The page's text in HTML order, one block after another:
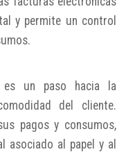
y permite un control
un paso hacia la
del cliente.
pagos y consumos,
asociado al papel y al